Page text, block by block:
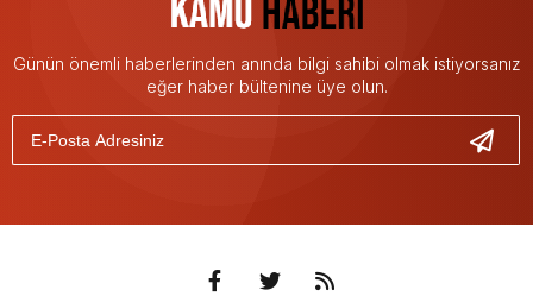
Günün önemli haberlerinden anında bilgi sahibi olmak istiyorsanız
eğer haber bültenine üye olun.